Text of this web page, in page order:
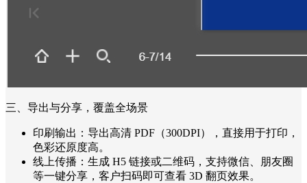
三、导出与分享，覆盖全场景
印刷输出：导出高清 PDF（300DPI），直接用于打印，
色彩还原度高。
线上传播：生成 H5 链接或二维码，支持微信、朋友圈
等一键分享，客户扫码即可查看 3D 翻页效果。